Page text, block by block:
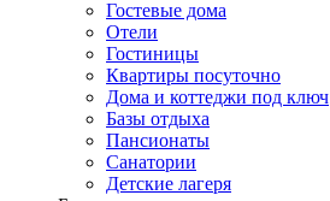
Гостевые дома
Отели
Гостиницы
Квартиры посуточно
Дома и коттеджи под ключ
Базы отдыха
Пансионаты
Санатории
Детские лагеря